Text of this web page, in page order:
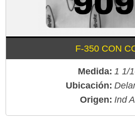
F-350 CON
Medida: 1 1/
Ubicación:
Origen: Ind